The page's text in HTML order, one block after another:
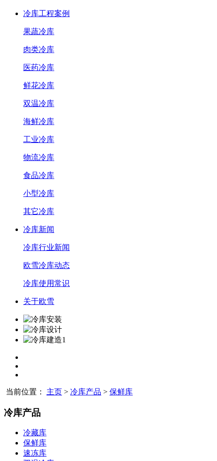
冷库工程案例
果蔬冷库
肉类冷库
医药冷库
鲜花冷库
双温冷库
海鲜冷库
工业冷库
物流冷库
食品冷库
小型冷库
其它冷库
冷库新闻
冷库行业新闻
欧雪冷库动态
冷库使用常识
关于欧雪
当前位置： 主页 > 冷库产品 > 保鲜库
冷库产品
冷藏库
保鲜库
速冻库